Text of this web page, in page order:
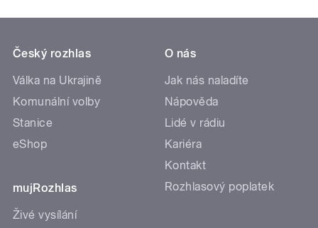
Český rozhlas
Válka na Ukrajině
Komunální volby
Stanice
eShop
mujRozhlas
Živé vysílání
O nás
Jak nás naladíte
Nápověda
Lidé v rádiu
Kariéra
Kontakt
Rozhlasový poplatek